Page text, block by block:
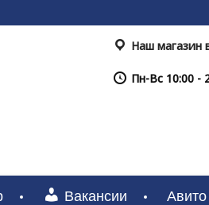
Наш магазин
Пн-Вс 10:00 -
Вакансии Авито